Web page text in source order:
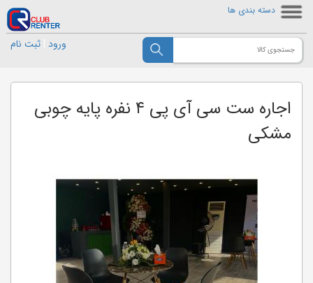
دسته بندی ها
ورود ثبت نام
اجاره ست سی آی پی ۴ نفره پایه چوبی
مشکی